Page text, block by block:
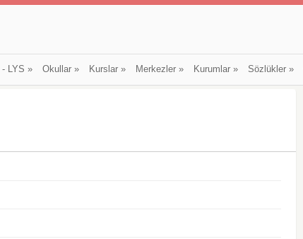
LYS » Okullar» Kurslar» Merkezler» Kurumlar» Sözlükler»